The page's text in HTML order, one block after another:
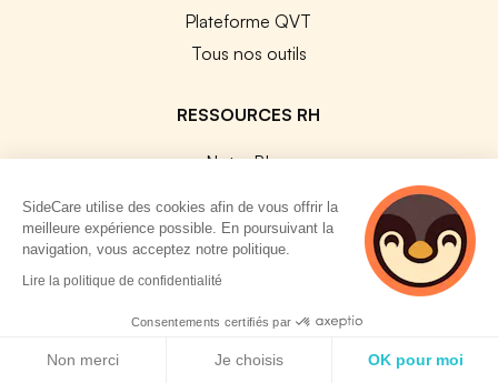
Plateforme QVT
Tous nos outils
RESSOURCES RH
Notre Blog
Guides Entreprises
Les conventions collectives
Les codes APE / NAF
Base des métiers
Les assureurs partenaires
SideCare utilise des cookies afin de vous offrir la
meilleure expérience possible. En poursuivant la
navigation, vous acceptez notre politique.
Lire la politique de confidentialité
Consentements certifiés par
Non merci Je choisis OK pour moi
3 personnes
consultent
actuellement cette